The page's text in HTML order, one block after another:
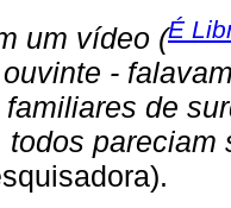
um vídeo (É
-
de
todos pareciam